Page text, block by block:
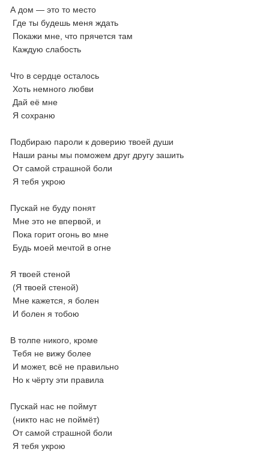
А дом — это то место
Где ты будешь меня ждать
Покажи мне, что прячется там
Каждую слабость
Что в сердце осталось
Хоть немного любви
Дай её мне
Я сохраню
Подбираю пароли к доверию твоей души
Наши раны мы поможем друг другу зашить
От самой страшной боли
Я тебя укрою
Пускай не буду понят
Мне это не впервой, и
Пока горит огонь во мне
Будь моей мечтой в огне
Я твоей стеной
(Я твоей стеной)
Мне кажется, я болен
И болен я тобою
В толпе никого, кроме
Тебя не вижу более
И может, всё не правильно
Но к чёрту эти правила
Пускай нас не поймут
(никто нас не поймёт)
От самой страшной боли
Я тебя укрою